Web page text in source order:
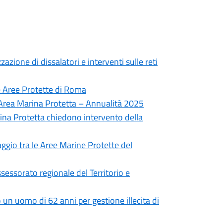
di dissalatori e interventi sulle reti
Aree Protette di Roma
Marina Protetta – Annualità 2025
Protetta chiedono intervento della
tra le Aree Marine Protette del
regionale del Territorio e
uomo di 62 anni per gestione illecita di